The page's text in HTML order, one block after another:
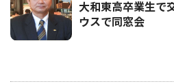
大和東高卒業生
ウスで同窓会